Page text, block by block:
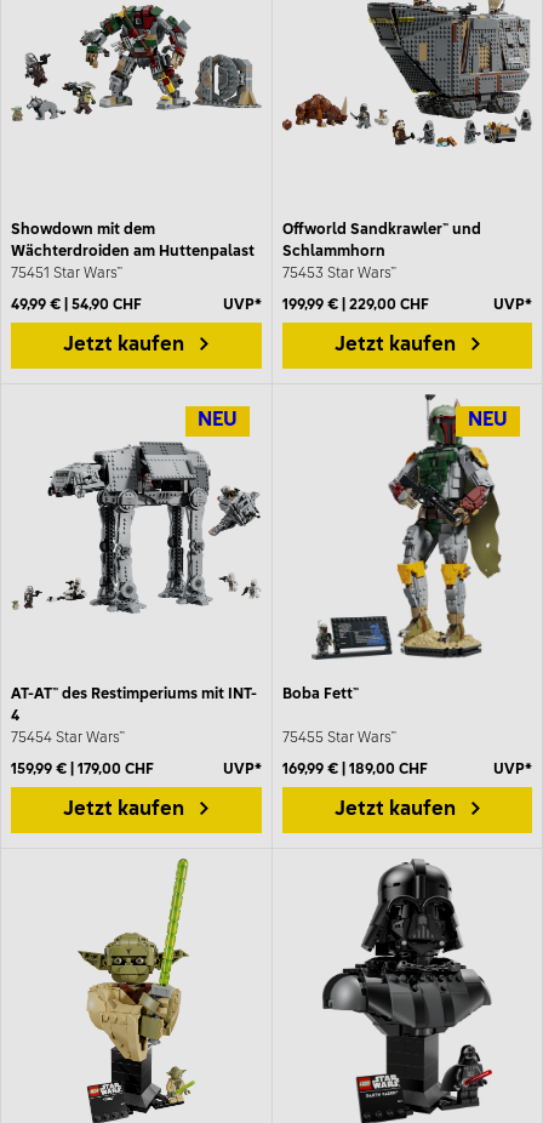
Showdown mit dem
Wächterdroiden am Huttenpalast
75451 Star Wars™
49,99 € | 54,90 CHF UVP*
Jetzt kaufen
Offworld Sandkrawler™ und
Schlammhorn
75453 Star Wars™
199,99 € | 229,00 CHF UVP*
Jetzt kaufen
NEU
AT-AT™ des Restimperiums mit INT-
4
75454 Star Wars™
159,99 € | 179,00 CHF UVP*
Jetzt kaufen
NEU
Boba Fett™
75455 Star Wars™
169,99 € | 189,00 CHF UVP*
Jetzt kaufen